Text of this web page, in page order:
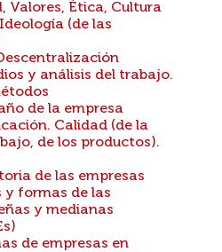
Valores, Ética, Cultura
(de las
y análisis del trabajo.
de la empresa
Calidad (de la
de los productos).
de las empresas
y formas de las
y medianas
de empresas en